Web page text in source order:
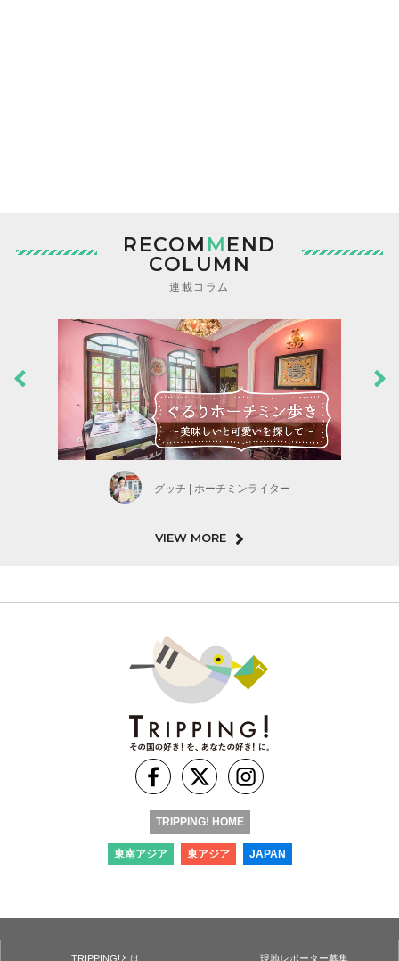
RECOM MEND
COLUMN
連載コラム
グッチ | ホーチミンライター
VIEW MORE
TRIPPING! HOME
東南アジア 東アジア JAPAN
TRIPPING!とは 現地レポーター募集